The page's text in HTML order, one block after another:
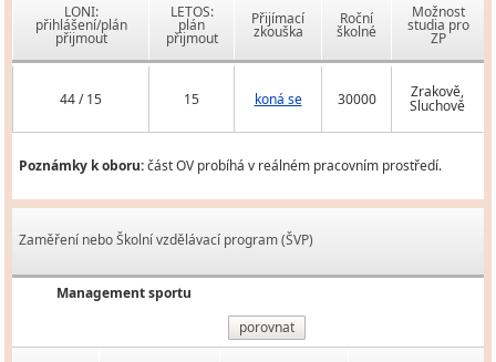
LONI:
přihlášení/plán
přijmout
LETOS:
plán
přijmout
Přijímací
zkouška
Roční
školné
Možnost
studia pro
ZP
44 / 15 15 koná se 30000 Zrakově,
Sluchově
Poznámky k oboru:část OV probíhá v reálném pracovním prostředí.
Zaměření nebo Školní vzdělávací program (ŠVP)
Management sportu
porovnat